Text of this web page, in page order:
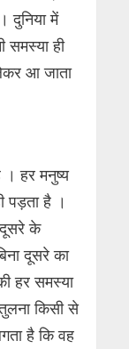
दुनिया में
समस्या ही
आ जाता
। हर मनुष्य
पड़ता है ।
दूसरे के
दूसरे का
हर समस्या
किसी से
है कि वह